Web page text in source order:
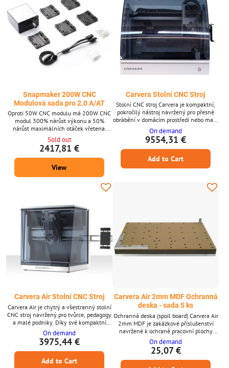
Snapmaker 200W CNC
Modulová sada pro 2.0 A/AT
Oproti 50W CNC modulu má 200W CNC
modul 300% nárůst výkonu a 50%
nárůst maximálních otáček vřetena.
Hlavní přednosti: 4x rychlejší CNC
obrábění Vysoká kvalita obrábění
Rozšířené možnosti materiálů pro CNC
Sold out
2417,81 €
View
Carvera Stolní CNC Stroj
Stolní CNC stroj Carvera je kompaktní,
pokročilý nástroj navržený pro přesné
obrábění v domácím prostředí nebo malé
dílně. Je vhodný pro různé materiály,
včetně dřeva, plastů a kovů, což z něj činí
všestranný nástroj pro různé projekty.
Carvera disponuje intuitivním rozhraním
a automatickou kalibrací, díky čemuž je
uživatelsky přívětivý i pro začátečníky.
On demand
9554,31 €
Add to Cart
Carvera Air Stolní CNC Stroj
Carvera Air je chytrý a všestranný stolní
CNC stroj navržený pro tvůrce, pedagogy
a malé podniky. Díky své kompaktní
velikosti a výkonným funkcím nabízí
vysokou přesnost a flexibilitu pro širokou
škálu materiálů a aplikací. Klíčové
vlastnosti * Pracovní plocha 30 cm (X)
20 cm (Y) 13 cm (Z) * Výkon vřetena 200
On demand
3975,44 €
Add to Cart
Carvera Air 2mm MDF Ochranná
deska - sada 5 ks
Ochranná deska (spoil board) Carvera Air
2mm MDF je zakázkové příslušenství
navržené k ochraně pracovní plochy
vašeho CNC stroje a zároveň poskytuje
hladkou a stabilní základnu pro vaše
projekty. Laserem řezané pro přesnost a
předvrtané pro snadnou instalaci, toto
On demand
25,07 €